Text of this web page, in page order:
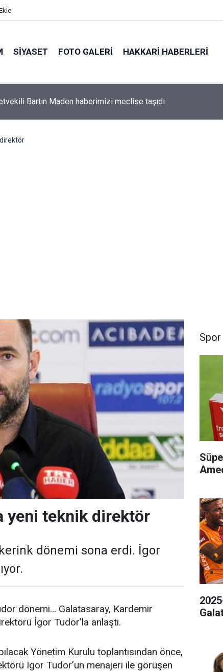
SIYASET FOTO GALERI HAKKARI HABERLERI
Bartın Maden haberimizi meclise taşıdı
yeni teknik direktör
dönemi sona erdi. İgor
dönemi… Galatasaray, Kardemir
İgor Tudor’la anlaştı.
Yönetim Kurulu toplantısından önce,
Igor Tudor’un menajeri ile görüşen
Spor